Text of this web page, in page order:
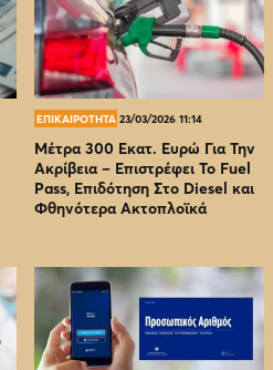
ΕΠΙΚΑΙΡΟΤΗΤΑ 23/03/2026 11:14
Μέτρα 300 Εκατ. Ευρώ Για Την
Ακρίβεια – Επιστρέφει Το Fuel
Pass, Επιδότηση Στο Diesel και
Φθηνότερα Ακτοπλοϊκά